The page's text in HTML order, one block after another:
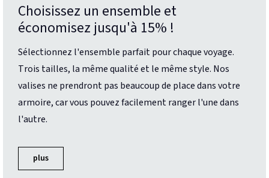
Choisissez un ensemble et
économisez jusqu'à 15% !
Sélectionnez l'ensemble parfait pour chaque voyage.
Trois tailles, la même qualité et le même style. Nos
valises ne prendront pas beaucoup de place dans votre
armoire, car vous pouvez facilement ranger l'une dans
l'autre.
plus